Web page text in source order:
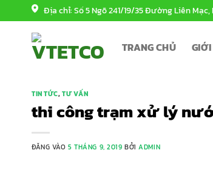
qua
Địa chỉ: Số 5 Ngõ 241/19/35 Đường Liên
TRANG CHỦ
TIN TỨC,TƯ VẤN
thi công trạm xử lý
ĐĂNG VÀO5 THÁNG 9, 2019 BỞIADMIN